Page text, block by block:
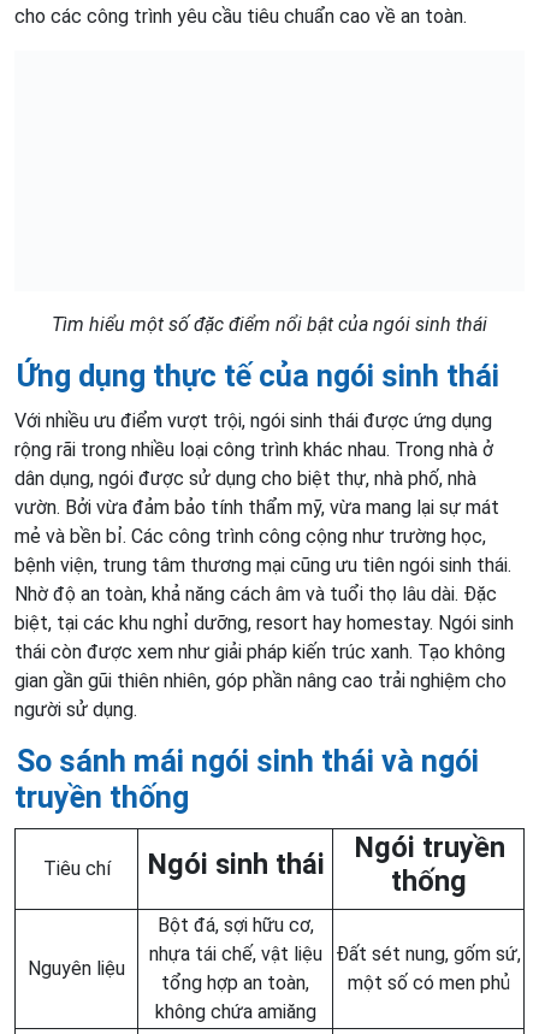
cho các công trình yêu cầu tiêu chuẩn cao về an toàn.
Tìm hiểu một số đặc điểm nổi bật của ngói sinh thái
Ứng dụng thực tế của ngói sinh thái
Với nhiều ưu điểm vượt trội, ngói sinh thái được ứng dụng
rộng rãi trong nhiều loại công trình khác nhau. Trong nhà ở
dân dụng, ngói được sử dụng cho biệt thự, nhà phố, nhà
vườn. Bởi vừa đảm bảo tính thẩm mỹ, vừa mang lại sự mát
mẻ và bền bỉ. Các công trình công cộng như trường học,
bệnh viện, trung tâm thương mại cũng ưu tiên ngói sinh thái.
Nhờ độ an toàn, khả năng cách âm và tuổi thọ lâu dài. Đặc
biệt, tại các khu nghỉ dưỡng, resort hay homestay. Ngói sinh
thái còn được xem như giải pháp kiến trúc xanh. Tạo không
gian gần gũi thiên nhiên, góp phần nâng cao trải nghiệm cho
người sử dụng.
So sánh mái ngói sinh thái và ngói
truyền thống
Tiêu chí Ngói sinh thái
Ngói truyền
thống
Nguyên liệu
Bột đá, sợi hữu cơ,
nhựa tái chế, vật liệu
tổng hợp an toàn,
không chứa amiăng
Đất sét nung, gốm sứ,
một số có men phủ